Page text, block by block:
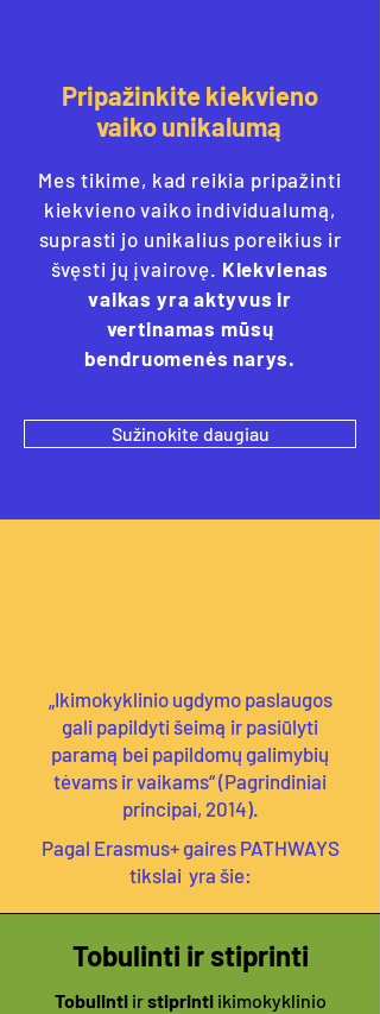
Pripažinkite kiekvieno
vaiko unikalumą
Mes tikime, kad reikia pripažinti
kiekvieno vaiko individualumą,
suprasti jo unikalius poreikius ir
švęsti jų įvairovę. Kiekvienas
vaikas yra aktyvus ir
vertinamas mūsų
bendruomenės narys.
Sužinokite daugiau
„Ikimokyklinio ugdymo paslaugos
gali papildyti šeimą ir pasiūlyti
paramą bei papildomų galimybių
tėvams ir vaikams“ (Pagrindiniai
principai, 2014).
Pagal Erasmus+ gaires PATHWAYS
tikslai yra šie:
Tobulinti ir stiprinti
Tobulintiirstiprintiikimokyklinio